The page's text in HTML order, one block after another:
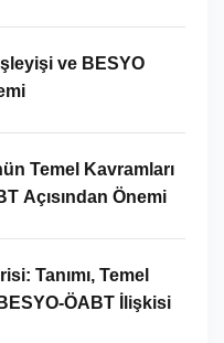
ve BESYO
Temel Kavramları
Açısından Önemi
Tanımı, Temel
ÖABT İlişkisi